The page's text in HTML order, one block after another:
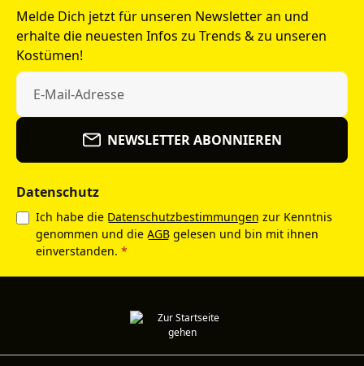
Melde Dich jetzt für unseren Newsletter an und
erhalte die neuesten Infos zu Trends & zu unseren
Kostümen!
NEWSLETTER ABONNIEREN
Datenschutz
Ich habe die Datenschutzbestimmungen zur Kenntnis
genommen und die AGB gelesen und bin mit ihnen
einverstanden. *